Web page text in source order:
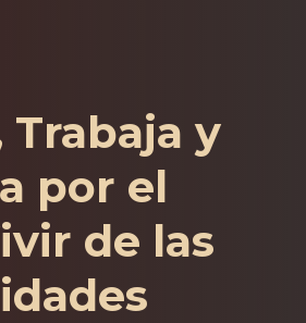
Trabaja y
por el
de las